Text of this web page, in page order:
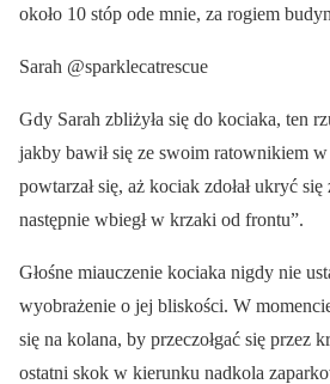
około 10 stóp ode mnie, za rogiem
Sarah @sparklecatrescue
Gdy Sarah zbliżyła się do kociaka, ten
jakby bawił się ze swoim ratownikiem w
powtarzał się, aż kociak zdołał ukryć
następnie wbiegł w krzaki od frontu”.
Głośne miauczenie kociaka nigdy nie
wyobrażenie o jej bliskości. W
się na kolana, by przeczołgać się przez
ostatni skok w kierunku nadkola